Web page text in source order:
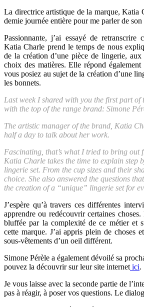
La directrice artistique de la marque, Katia
demie journée entière pour me parler de
Passionnante, j’ai essayé de retranscrire
Katia Charle prend le temps de nous
de la création d’une pièce de lingerie,
choix des matières. Elle répond
vous posiez au sujet de la création d’une
les bonnets.
Last week I shared with you the first part of
with the top of the range brand: Simone
The artistic manager of the brand, Katia
half a day to talk about her work.
Fascinating, that’s what I tried to bring out
Katia Charle takes the time to explain step
lingerie set. From the cup sizes and their
choice. She also answered the questions
the creation of a “unique” lingerie set for
J’espère qu’à travers ces différentes
apprendre ou redécouvrir certaines choses.
bluffée par la complexité de ce métier et
cette marque. J’ai appris plein de choses
sous-vêtements d’un oeil différent.
Simone Pérèle a également dévoilé sa
pouvez la découvrir sur leur site internet ici.
Je vous laisse avec la seconde partie de
pas à réagir, à poser vos questions. Le